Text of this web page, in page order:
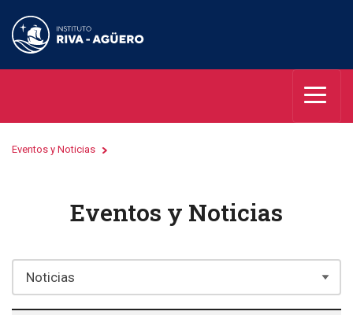
Eventos y Noticias
Eventos y Noticias